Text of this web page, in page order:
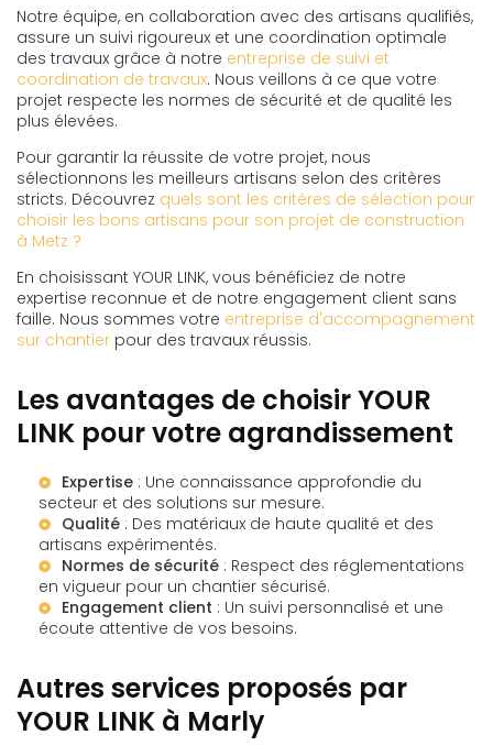
Notre équipe, en collaboration avec des artisans qualifiés,
assure un suivi rigoureux et une coordination optimale
des travaux grâce à notre entreprise de suivi et
coordination de travaux. Nous veillons à ce que votre
projet respecte les normes de sécurité et de qualité les
plus élevées.
Pour garantir la réussite de votre projet, nous
sélectionnons les meilleurs artisans selon des critères
stricts. Découvrez quels sont les critères de sélection pour
choisir les bons artisans pour son projet de construction
à Metz ?
En choisissant YOUR LINK, vous bénéficiez de notre
expertise reconnue et de notre engagement client sans
faille. Nous sommes votre entreprise d'accompagnement
sur chantier pour des travaux réussis.
Les avantages de choisir YOUR
LINK pour votre agrandissement
Expertise : Une connaissance approfondie du
secteur et des solutions sur mesure.
Qualité : Des matériaux de haute qualité et des
artisans expérimentés.
Normes de sécurité : Respect des réglementations
en vigueur pour un chantier sécurisé.
Engagement client : Un suivi personnalisé et une
écoute attentive de vos besoins.
Autres services proposés par
YOUR LINK à Marly